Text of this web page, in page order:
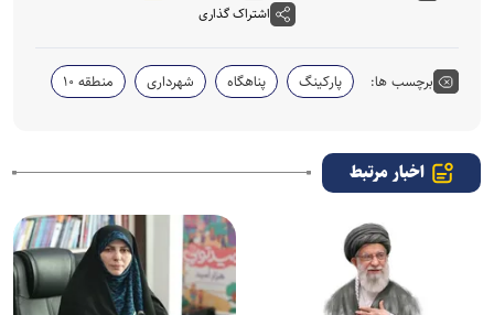
اشتراک گذاری
برچسب ها: پارکینگ پناهگاه شهرداری منطقه ۱۰
اخبار مرتبط